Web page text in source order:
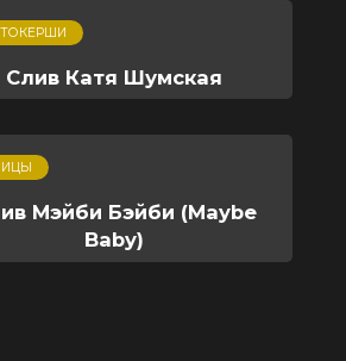
Слив Катя Шумская
Мэйби Бэйби (Maybe
Baby)